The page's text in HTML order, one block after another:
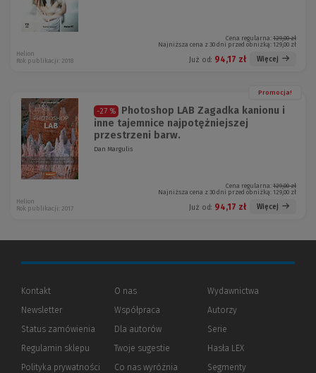
Cena regularna: 129,00 zł
Najniższa cena z 30 dni przed obniżką: 129,00 zł
Już od: 94,17 zł Więcej
Helion
Rok publikacji: 2018
Promocja!
-27 %
Photoshop LAB Zagadka kanionu i
inne tajemnice najpotężniejszej
przestrzeni barw.
Dan Margulis
Cena regularna: 129,00 zł
Najniższa cena z 30 dni przed obniżką: 129,00 zł
Już od: 94,17 zł Więcej
Helion
Rok publikacji: 2017
Kontakt
Newsletter
Status zamówienia
Regulamin sklepu
Polityka prywatności (Nowe
(Link
O nas
Współpraca
Dla autorów(Nowe
(Link
innej
strony)
Twoje sugestie
Co nas wyróżnia
Wydawnictwa
Autorzy
Serie
Hasła LEX
Segmenty